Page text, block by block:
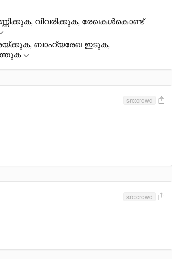
വിവരിക്കുക, രേഖകൾകൊണ്ട്
ബാഹ്യരേഖ ഇടുക,
src:crowd
src:crowd